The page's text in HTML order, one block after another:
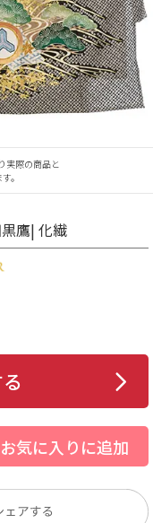
実際の商品と
。
鷹| 化繊
お気に入りに追加